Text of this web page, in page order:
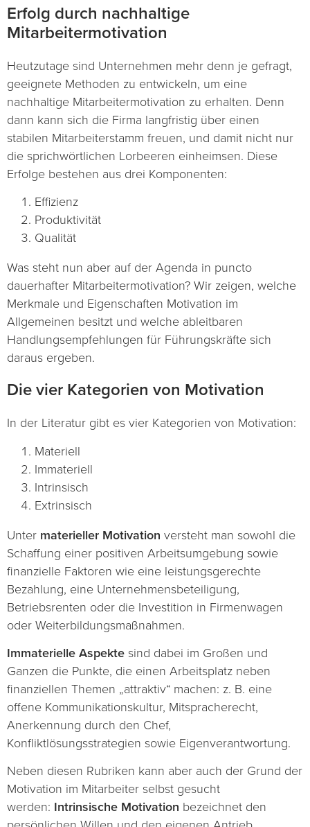
Erfolg durch nachhaltige
Mitarbeitermotivation
Heutzutage sind Unternehmen mehr denn je gefragt,
geeignete Methoden zu entwickeln, um eine
nachhaltige Mitarbeitermotivation zu erhalten. Denn
dann kann sich die Firma langfristig über einen
stabilen Mitarbeiterstamm freuen, und damit nicht nur
die sprichwörtlichen Lorbeeren einheimsen. Diese
Erfolge bestehen aus drei Komponenten:
Effizienz
Produktivität
Qualität
Was steht nun aber auf der Agenda in puncto
dauerhafter Mitarbeitermotivation? Wir zeigen, welche
Merkmale und Eigenschaften Motivation im
Allgemeinen besitzt und welche ableitbaren
Handlungsempfehlungen für Führungskräfte sich
daraus ergeben.
Die vier Kategorien von Motivation
In der Literatur gibt es vier Kategorien von Motivation:
Materiell
Immateriell
Intrinsisch
Extrinsisch
Unter materieller Motivation versteht man sowohl die
Schaffung einer positiven Arbeitsumgebung sowie
finanzielle Faktoren wie eine leistungsgerechte
Bezahlung, eine Unternehmensbeteiligung,
Betriebsrenten oder die Investition in Firmenwagen
oder Weiterbildungsmaßnahmen.
Immaterielle Aspekte sind dabei im Großen und
Ganzen die Punkte, die einen Arbeitsplatz neben
finanziellen Themen „attraktiv“ machen: z. B. eine
offene Kommunikationskultur, Mitspracherecht,
Anerkennung durch den Chef,
Konfliktlösungsstrategien sowie Eigenverantwortung.
Neben diesen Rubriken kann aber auch der Grund der
Motivation im Mitarbeiter selbst gesucht
werden: Intrinsische Motivation bezeichnet den